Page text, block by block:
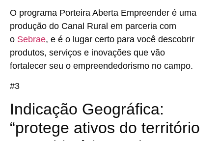
O programa Porteira Aberta Empreender é uma
produção do Canal Rural em parceria com
o Sebrae, e é o lugar certo para você descobrir
produtos, serviços e inovações que vão
fortalecer seu o empreendedorismo no campo.
#3
Indicação Geográfica:
“protege ativos do território